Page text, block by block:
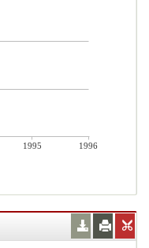
1995
1996